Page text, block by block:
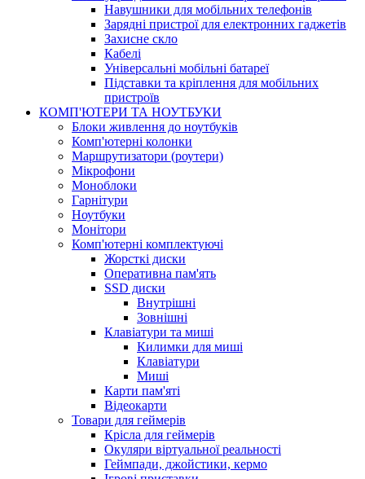
Навушники для мобільних телефонів
Зарядні пристрої для електронних гаджетів
Захисне скло
Кабелі
Універсальні мобільні батареї
Підставки та кріплення для мобільних
пристроїв
КОМП'ЮТЕРИ ТА НОУТБУКИ
Блоки живлення до ноутбуків
Комп'ютерні колонки
Маршрутизатори (роутери)
Мікрофони
Моноблоки
Гарнітури
Ноутбуки
Монітори
Комп'ютерні комплектуючі
Жорсткі диски
Оперативна пам'ять
SSD диски
Внутрішні
Зовнішні
Клавіатури та миші
Килимки для миші
Клавіатури
Миші
Карти пам'яті
Відеокарти
Товари для геймерів
Крісла для геймерів
Окуляри віртуальної реальності
Геймпади, джойстики, кермо